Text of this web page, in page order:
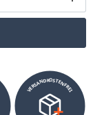
VERSANDKOSTENFREI